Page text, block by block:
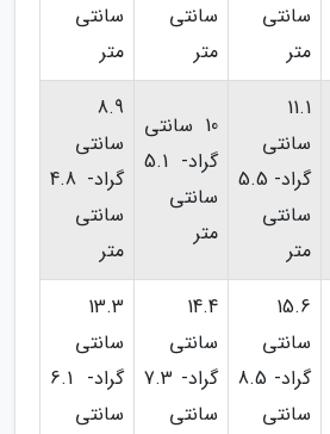
سانتی
متر
سانتی
متر
سانتی
متر
11.1
سانتی
گراد- 5.5
سانتی
متر
10 سانتی
گراد- 5.1
سانتی
متر
8.9
سانتی
گراد- 4.8
سانتی
متر
15.6
سانتی
گراد- 8.5
سانتی
14.4
سانتی
گراد- 7.3
سانتی
13.3
سانتی
گراد- 6.1
سانتی